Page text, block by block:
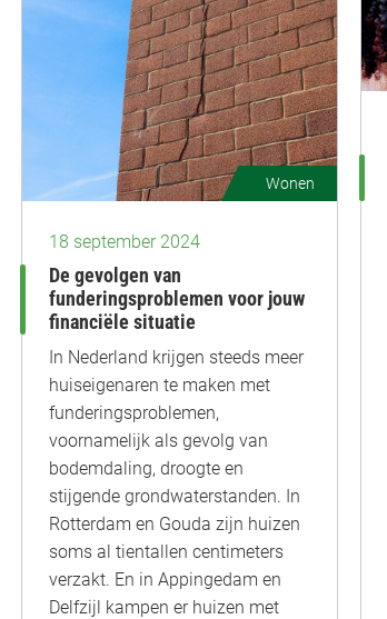
Wonen
18 september 2024
De gevolgen van
funderingsproblemen voor jouw
financiële situatie
In Nederland krijgen steeds meer
huiseigenaren te maken met
funderingsproblemen,
voornamelijk als gevolg van
bodemdaling, droogte en
stijgende grondwaterstanden. In
Rotterdam en Gouda zijn huizen
soms al tientallen centimeters
verzakt. En in Appingedam en
Delfzijl kampen er huizen met